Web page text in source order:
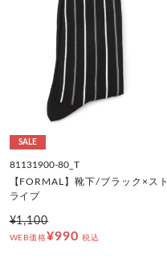
SALE
81131900-80_T
【FORMAL】靴下/ブラック×スト
ライプ
¥1,100
WEB価格¥990 税込